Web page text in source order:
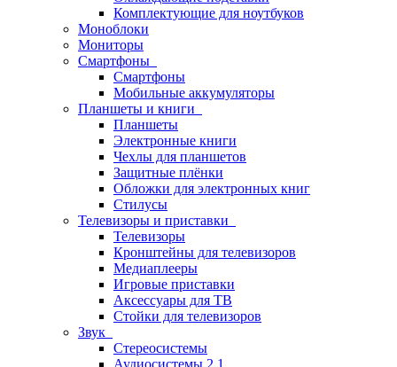
Комплектующие для ноутбуков
Моноблоки
Мониторы
Смартфоны
Смартфоны
Мобильные аккумуляторы
Планшеты и книги
Планшеты
Электронные книги
Чехлы для планшетов
Защитные плёнки
Обложки для электронных книг
Стилусы
Телевизоры и приставки
Телевизоры
Кронштейны для телевизоров
Медиаплееры
Игровые приставки
Аксессуары для ТВ
Стойки для телевизоров
Звук
Стереосистемы
Аудиосистемы 2.1